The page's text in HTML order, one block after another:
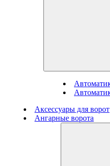
Аксессуары для ворот
Ангарные ворота